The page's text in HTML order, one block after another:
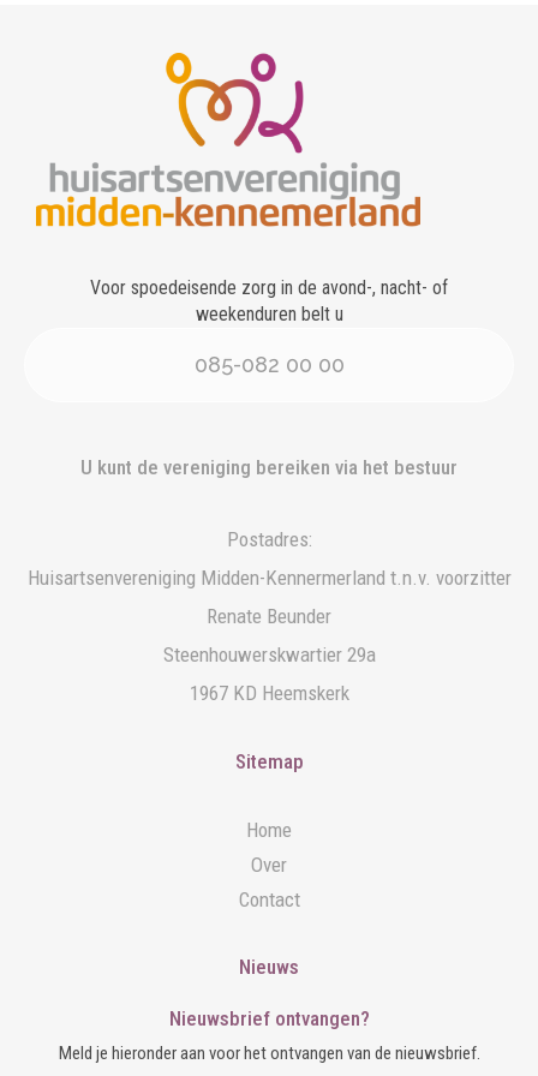
Voor spoedeisende zorg in de avond-, nacht- of
weekenduren belt u
085-082 00 00
U kunt de vereniging bereiken via het bestuur
Postadres:
Huisartsenvereniging Midden-Kennermerland t.n.v. voorzitter
Renate Beunder
Steenhouwerskwartier 29a
1967 KD Heemskerk
Sitemap
Home
Over
Contact
Nieuws
Nieuwsbrief ontvangen?
Meld je hieronder aan voor het ontvangen van de nieuwsbrief.